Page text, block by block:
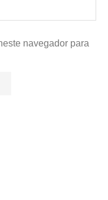
navegador para